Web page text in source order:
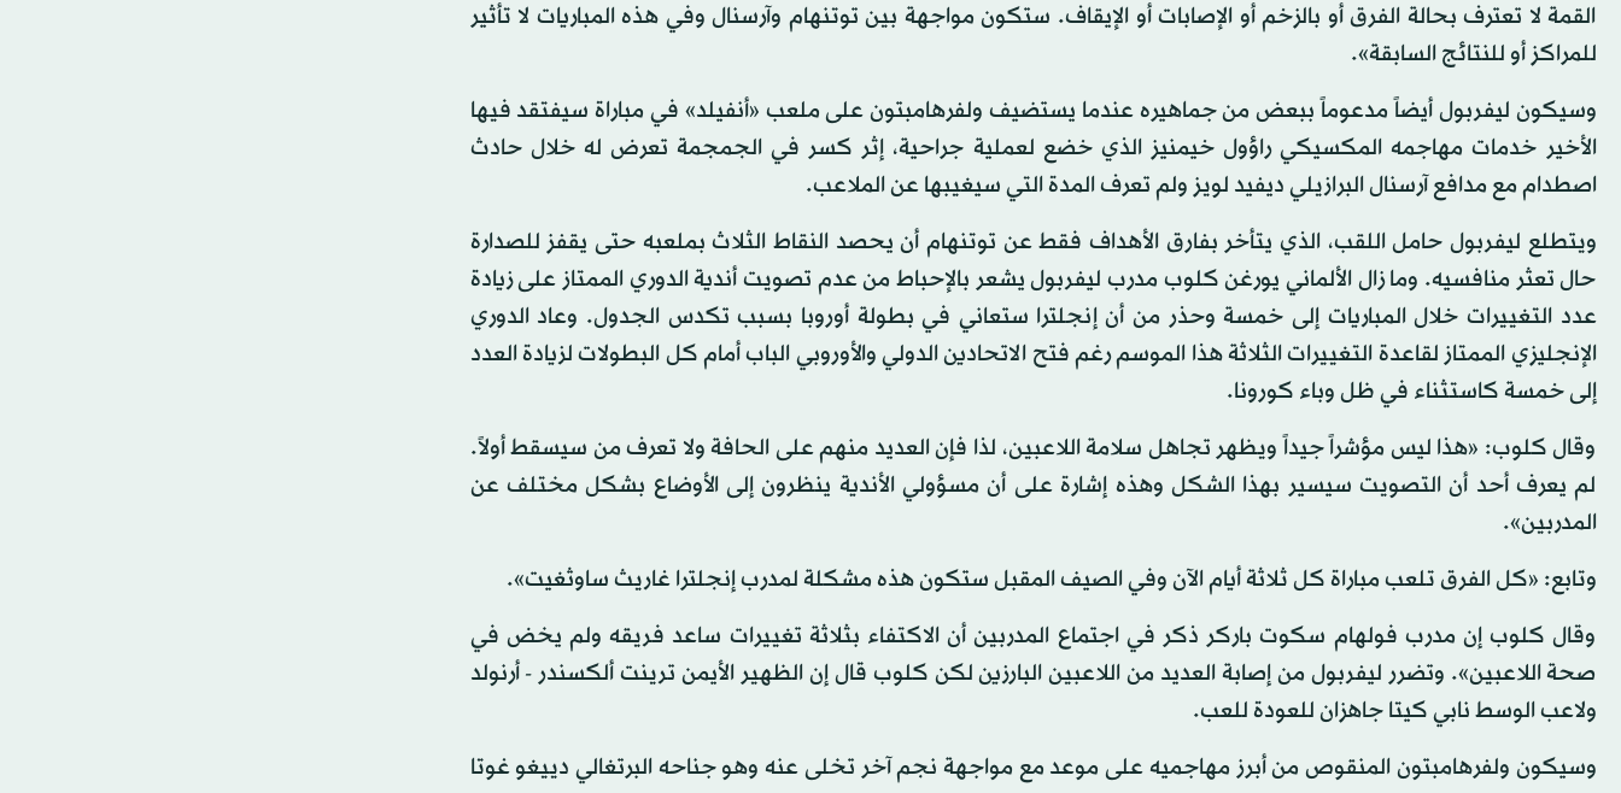
القمة لا تعترف بحالة الفرق أو بالزخم أو الإصابات أو الإيقاف. ستكون مواجهة بين توتنهام وآرسنال وفي هذه المباريات لا تأثير
للمراكز أو للنتائج السابقة».
وسيكون ليفربول أيضاً مدعوماً ببعض من جماهيره عندما يستضيف ولفرهامبتون على ملعب «أنفيلد» في مباراة سيفتقد فيها
الأخير خدمات مهاجمه المكسيكي راؤول خيمنيز الذي خضع لعملية جراحية، إثر كسر في الجمجمة تعرض له خلال حادث
اصطدام مع مدافع آرسنال البرازيلي ديفيد لويز ولم تعرف المدة التي سيغيبها عن الملاعب.
ويتطلع ليفربول حامل اللقب، الذي يتأخر بفارق الأهداف فقط عن توتنهام أن يحصد النقاط الثلاث بملعبه حتى يقفز للصدارة
حال تعثر منافسيه. وما زال الألماني يورغن كلوب مدرب ليفربول يشعر بالإحباط من عدم تصويت أندية الدوري الممتاز على زيادة
عدد التغييرات خلال المباريات إلى خمسة وحذر من أن إنجلترا ستعاني في بطولة أوروبا بسبب تكدس الجدول. وعاد الدوري
الإنجليزي الممتاز لقاعدة التغييرات الثلاثة هذا الموسم رغم فتح الاتحادين الدولي والأوروبي الباب أمام كل البطولات لزيادة العدد
إلى خمسة كاستثناء في ظل وباء كورونا.
وقال كلوب: «هذا ليس مؤشراً جيداً ويظهر تجاهل سلامة اللاعبين، لذا فإن العديد منهم على الحافة ولا تعرف من سيسقط أولاً.
لم يعرف أحد أن التصويت سيسير بهذا الشكل وهذه إشارة على أن مسؤولي الأندية ينظرون إلى الأوضاع بشكل مختلف عن
المدربين».
وتابع: «كل الفرق تلعب مباراة كل ثلاثة أيام الآن وفي الصيف المقبل ستكون هذه مشكلة لمدرب إنجلترا غاريث ساوثغيت».
وقال كلوب إن مدرب فولهام سكوت باركر ذكر في اجتماع المدربين أن الاكتفاء بثلاثة تغييرات ساعد فريقه ولم يخض في
صحة اللاعبين». وتضرر ليفربول من إصابة العديد من اللاعبين البارزين لكن كلوب قال إن الظهير الأيمن ترينت ألكسندر - أرنولد
ولاعب الوسط نابي كيتا جاهزان للعودة للعب.
وسيكون ولفرهامبتون المنقوص من أبرز مهاجميه على موعد مع مواجهة نجم آخر تخلى عنه وهو جناحه البرتغالي دييغو غوتا